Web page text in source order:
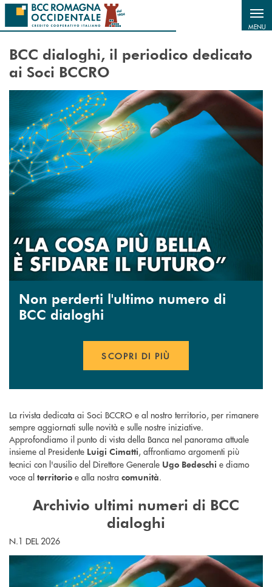
Salta al contenuto principale
MENU
BCC dialoghi, il periodico dedicato
ai Soci BCCRO
Non perderti l'ultimo numero di
BCC dialoghi
SCOPRI DI PIÙ
La rivista dedicata ai Soci BCCRO e al nostro territorio, per rimanere
sempre aggiornati sulle novità e sulle nostre iniziative.
Approfondiamo il punto di vista della Banca nel panorama attuale
insieme al Presidente Luigi Cimatti, affrontiamo argomenti più
tecnici con l'ausilio del Direttore Generale Ugo Bedeschi e diamo
voce al territorio e alla nostra comunità.
Archivio ultimi numeri di BCC
dialoghi
N.1 DEL 2026